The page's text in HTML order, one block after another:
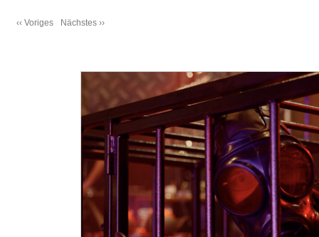
‹‹ Voriges Nächstes ››